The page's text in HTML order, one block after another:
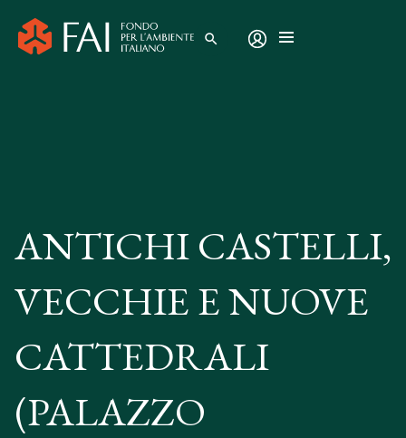
search
ANTICHI CASTELLI,
VECCHIE E NUOVE
CATTEDRALI
(PALAZZO